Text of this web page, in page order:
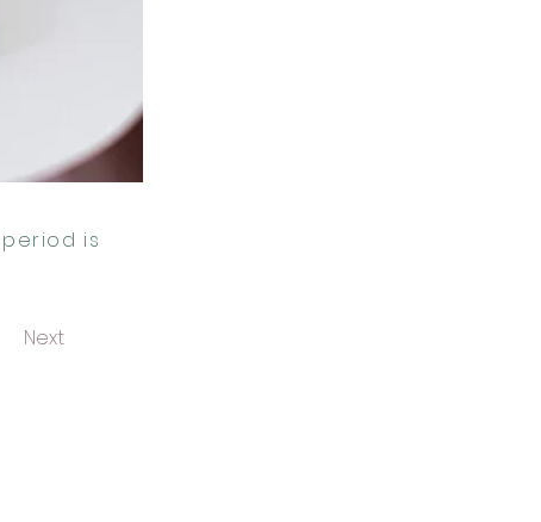
is
Next